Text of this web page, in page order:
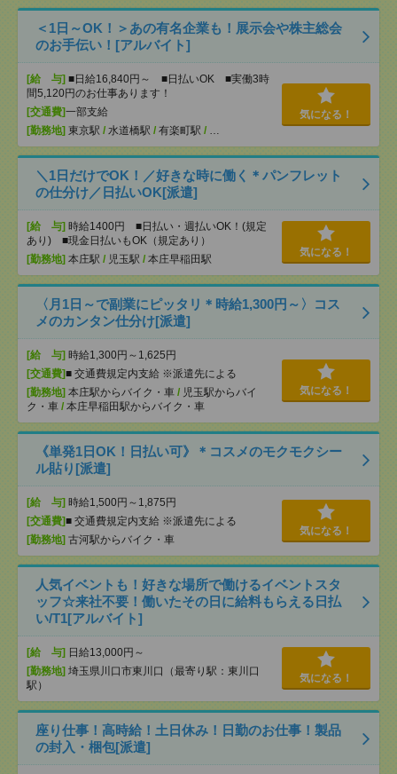
＜1日～OK！＞あの有名企業も！展示会や株主総会
のお手伝い！[アルバイト]
[給 与] ■日給16,840円～ ■日払いOK ■実働3時
間5,120円のお仕事あります！
[交通費]一部支給
[勤務地] 東京駅 / 水道橋駅 / 有楽町駅 / …
気になる！
＼1日だけでOK！／好きな時に働く＊パンフレット
の仕分け／日払いOK[派遣]
[給 与] 時給1400円 ■日払い・週払いOK！(規定
あり) ■現金日払いもOK（規定あり）
[勤務地] 本庄駅 / 児玉駅 / 本庄早稲田駅
気になる！
〈月1日～で副業にピッタリ＊時給1,300円～〉コス
メのカンタン仕分け[派遣]
[給 与] 時給1,300円～1,625円
[交通費]■ 交通費規定内支給 ※派遣先による
[勤務地] 本庄駅からバイク・車 / 児玉駅からバイ
ク・車 / 本庄早稲田駅からバイク・車
気になる！
《単発1日OK！日払い可》＊コスメのモクモクシー
ル貼り[派遣]
[給 与] 時給1,500円～1,875円
[交通費]■ 交通費規定内支給 ※派遣先による
[勤務地] 古河駅からバイク・車
気になる！
人気イベントも！好きな場所で働けるイベントスタ
ッフ☆来社不要！働いたその日に給料もらえる日払
い/T1[アルバイト]
[給 与] 日給13,000円～
[勤務地] 埼玉県川口市東川口（最寄り駅：東川口
駅）
気になる！
座り仕事！高時給！土日休み！日勤のお仕事！製品
の封入・梱包[派遣]